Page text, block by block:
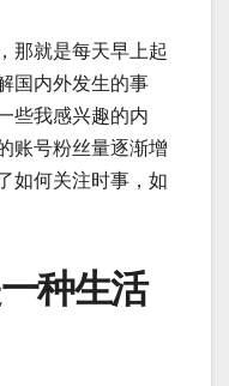
那就是每天早上起
国内外发生的事
些我感兴趣的内
账号粉丝量逐渐增
如何关注时事，如
种生活